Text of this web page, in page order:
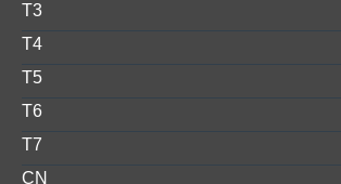
T3
T4
T5
T6
T7
CN